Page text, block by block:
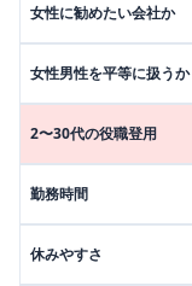
女性に勧めたい会社か
女性男性を平等に扱うか
2〜30代の役職登用
勤務時間
休みやすさ